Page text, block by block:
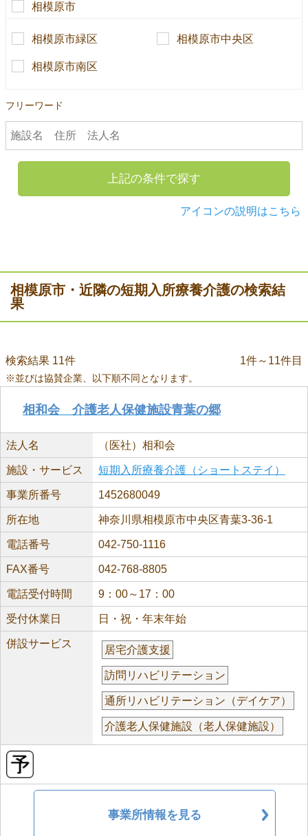
相模原市
相模原市緑区 相模原市中央区
相模原市南区
フリーワード
上記の条件で探す
アイコンの説明はこちら
相模原市・近隣の短期入所療養介護の検索結
果
検索結果 11件 1件～11件目
※並びは協賛企業、以下順不同となります。
相和会 介護老人保健施設青葉の郷
法人名 （医社）相和会
施設・サービス 短期入所療養介護（ショートステイ）
事業所番号 1452680049
所在地 神奈川県相模原市中央区青葉3-36-1
電話番号 042-750-1116
FAX番号 042-768-8805
電話受付時間 9：00～17：00
受付休業日 日・祝・年末年始
併設サービス
居宅介護支援
訪問リハビリテーション
通所リハビリテーション（デイケア）
介護老人保健施設（老人保健施設）
事業所情報を見る